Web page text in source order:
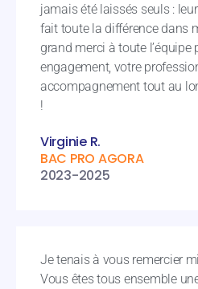
jamais été laissés seuls :
fait toute la différence dans
grand merci à toute l’équipe
engagement, votre
accompagnement tout au
!
Virginie R.
BAC PRO AGORA
2023-2025
Je tenais à vous remercier
Vous êtes tous ensemble